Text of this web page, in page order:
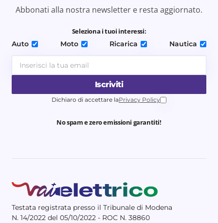
Abbonati alla nostra newsletter e resta aggiornato.
Seleziona i tuoi interessi:
Auto
Moto Ricarica Nautica
Iscriviti
Dichiaro di accettare laPrivacy Policy
No spam e zero emissioni garantiti!
Testata registrata presso il Tribunale di Modena
N. 14/2022 del 05/10/2022 - ROC N. 38860